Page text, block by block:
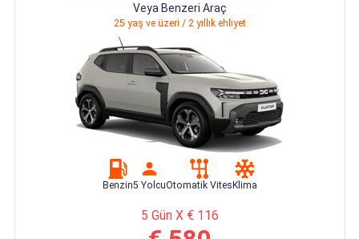
Veya Benzeri Araç
25 yaş ve üzeri / 2 yıllık ehliyet
Benzin5 YolcuOtomatik VitesKlima
5 Gün X € 116